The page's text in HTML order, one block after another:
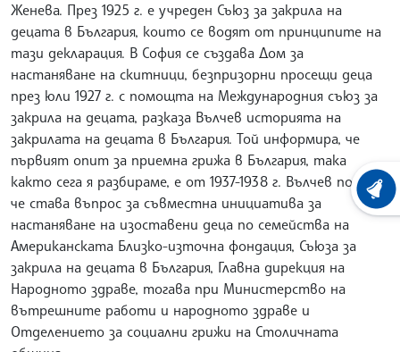
Женева. През 1925 г. е учреден Съюз за закрила на
децата в България, които се водят от принципите на
тази декларация. В София се създава Дом за
настаняване на скитници, безпризорни просещи деца
през юли 1927 г. с помощта на Международния съюз за
закрила на децата, разказа Вълчев историята на
закрилата на децата в България. Той информира, че
първият опит за приемна грижа в България, така
както сега я разбираме, е от 1937-1938 г. Вълчев поясни,
че става въпрос за съвместна инициатива за
настаняване на изоставени деца по семейства на
Американската Близко-източна фондация, Съюза за
закрила на децата в България, Главна дирекция на
Народното здраве, тогава при Министерство на
вътрешните работи и народното здраве и
Отделението за социални грижи на Столичната